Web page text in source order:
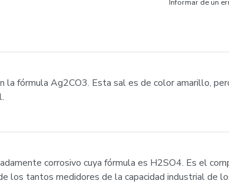
Informar de un
la fórmula Ag2CO3. Esta sal es de color amarillo,
corrosivo cuya fórmula es H2SO4. Es el
los tantos medidores de la capacidad industrial de